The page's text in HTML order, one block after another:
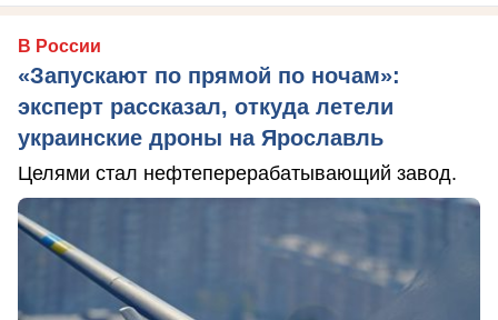
В России
«Запускают по прямой по ночам»:
эксперт рассказал, откуда летели
украинские дроны на Ярославль
Целями стал нефтеперерабатывающий завод.